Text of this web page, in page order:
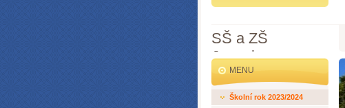
SŠ a ZŠ
Jesenice
MENU
Školní rok 2023/2024